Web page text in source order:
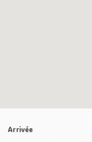
Arrivée